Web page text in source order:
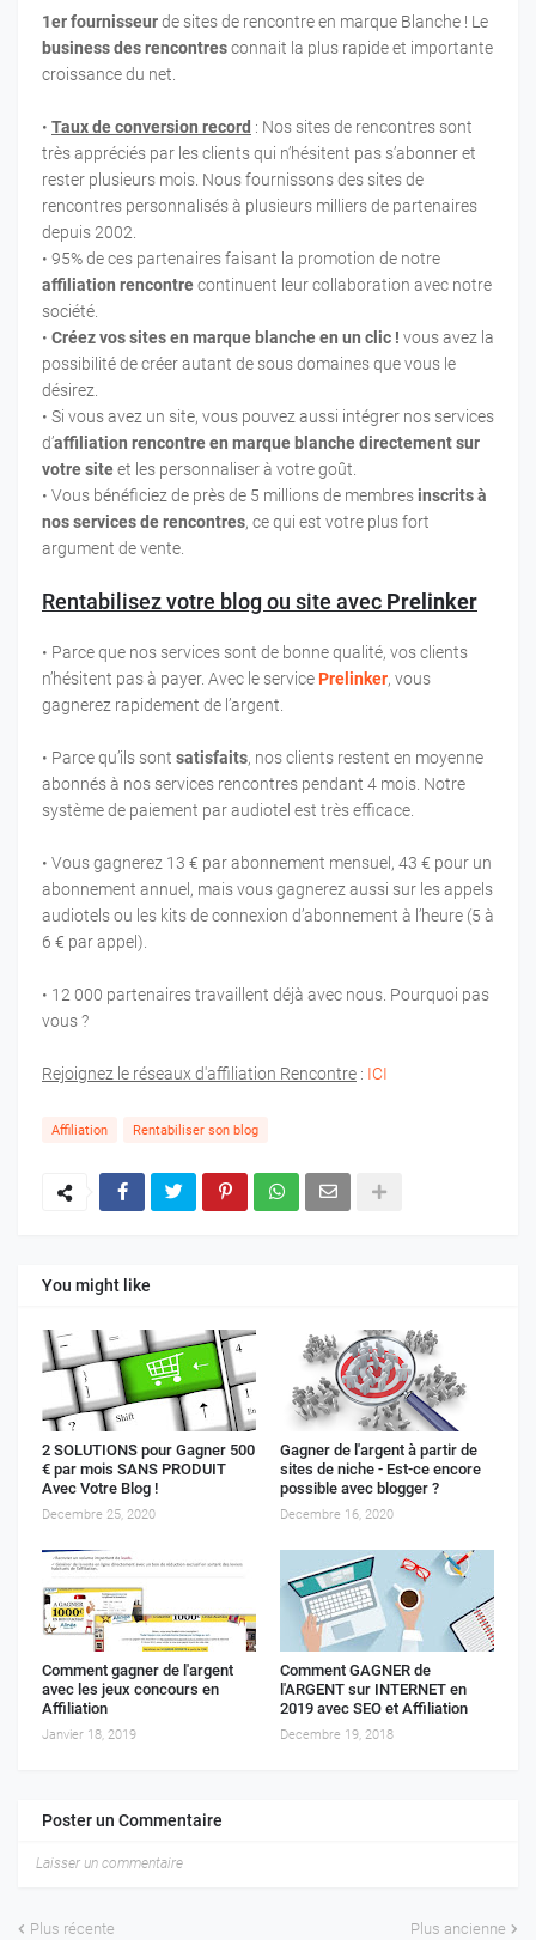
1er fournisseurde sites de rencontre en marque Blanche ! Le
business des rencontresconnait la plus rapide et importante
croissance du net.
• Taux de conversion record : Nos sites de rencontres sont
très appréciés par les clients qui n’hésitent pas s’abonner et
rester plusieurs mois. Nous fournissons des sites de
rencontres personnalisés à plusieurs milliers de partenaires
depuis 2002.
• 95% de ces partenaires faisant la promotion de notre
affiliation rencontrecontinuent leur collaboration avec notre
société.
• Créez vos sites en marque blancheen un clic ! vous avez la
possibilité de créer autant de sous domaines que vous le
désirez.
• Si vous avez un site, vous pouvez aussi intégrer nos services
d’affiliation rencontre en marque blanche directement sur
votre siteet les personnaliser à votre goût.
• Vous bénéficiez de près de 5 millions de membres inscrits à
nos services de rencontres, ce qui est votre plus fort
argument de vente.
Rentabilisez votre blog ou site avec Prelinker
• Parce que nos services sont de bonne qualité, vos clients
n’hésitent pas à payer. Avec le servicePrelinker, vous
gagnerez rapidement de l’argent.
• Parce qu’ils sont satisfaits, nos clients restent en moyenne
abonnés à nos services rencontres pendant 4 mois. Notre
système de paiement par audiotel est très efficace.
• Vous gagnerez 13 € par abonnement mensuel, 43 € pour un
abonnement annuel, mais vous gagnerez aussi sur les appels
audiotels ou les kits de connexion d’abonnement à l’heure (5 à
6 € par appel).
• 12 000 partenaires travaillent déjà avec nous. Pourquoi pas
vous ?
Rejoignez le réseaux d'affiliation Rencontre : ICI
Affiliation Rentabiliser son blog
You might like
2 SOLUTIONS pour Gagner 500
€ par mois SANS PRODUIT
Avec Votre Blog !
Decembre 25, 2020
Gagner de l'argent à partir de
sites de niche - Est-ce encore
possible avec blogger ?
Decembre 16, 2020
Comment gagner de l'argent
avec les jeux concours en
Affiliation
Janvier 18, 2019
Comment GAGNER de
l'ARGENT sur INTERNET en
2019 avec SEO et Affiliation
Decembre 19, 2018
Poster un Commentaire
Laisser un commentaire
Plus récente Plus ancienne